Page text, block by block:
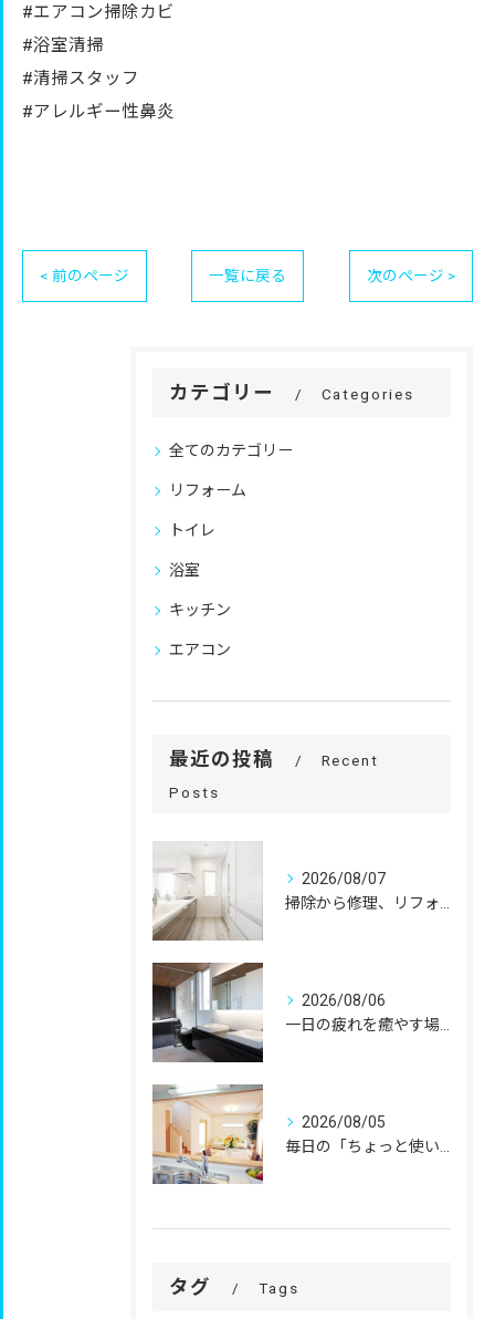
#エアコン掃除カビ
#浴室清掃
#清掃スタッフ
#アレルギー性鼻炎
< 前のページ 一覧に戻る 次のページ >
カテゴリー Categories
全てのカテゴリー
リフォーム
トイレ
浴室
キッチン
エアコン
最近の投稿
Recent
Posts
2026/08/07
掃除から修理、リフォームまで。
2026/08/06
一日の疲れを癒やす場所だからこそ、
2026/08/05
毎日の「ちょっと使いにくい」を、
タグ Tags